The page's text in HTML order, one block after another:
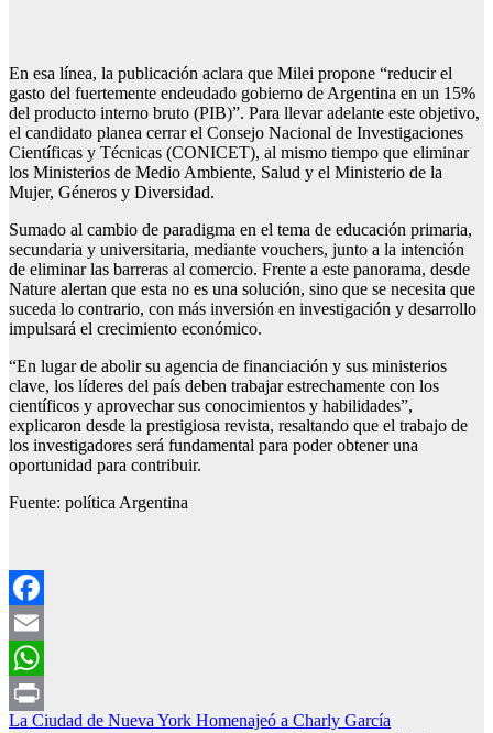
En esa línea, la publicación aclara que Milei propone “reducir el
gasto del fuertemente endeudado gobierno de Argentina en un 15%
del producto interno bruto (PIB)”. Para llevar adelante este objetivo,
el candidato planea cerrar el Consejo Nacional de Investigaciones
Científicas y Técnicas (CONICET), al mismo tiempo que eliminar
los Ministerios de Medio Ambiente, Salud y el Ministerio de la
Mujer, Géneros y Diversidad.
Sumado al cambio de paradigma en el tema de educación primaria,
secundaria y universitaria, mediante vouchers, junto a la intención
de eliminar las barreras al comercio. Frente a este panorama, desde
Nature alertan que esta no es una solución, sino que se necesita que
suceda lo contrario, con más inversión en investigación y desarrollo
impulsará el crecimiento económico.
“En lugar de abolir su agencia de financiación y sus ministerios
clave, los líderes del país deben trabajar estrechamente con los
científicos y aprovechar sus conocimientos y habilidades”,
explicaron desde la prestigiosa revista, resaltando que el trabajo de
los investigadores será fundamental para poder obtener una
oportunidad para contribuir.
Fuente: política Argentina
Facebook
Email
WhatsApp
Print
Navegación
La Ciudad de Nueva York Homenajeó a Charly García